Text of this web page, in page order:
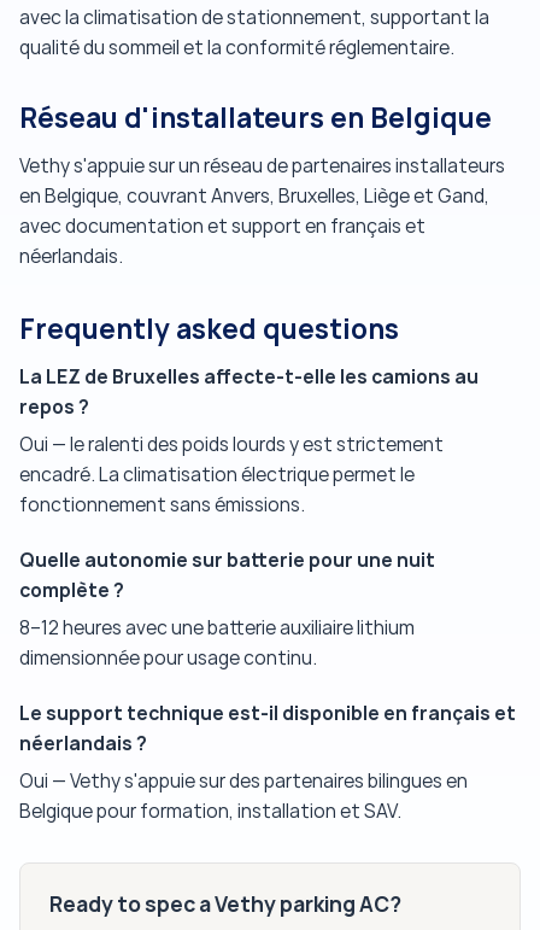
avec la climatisation de stationnement, supportant la
qualité du sommeil et la conformité réglementaire.
Réseau d'installateurs en Belgique
Vethy s'appuie sur un réseau de partenaires installateurs
en Belgique, couvrant Anvers, Bruxelles, Liège et Gand,
avec documentation et support en français et
néerlandais.
Frequently asked questions
La LEZ de Bruxelles affecte-t-elle les camions au
repos ?
Oui — le ralenti des poids lourds y est strictement
encadré. La climatisation électrique permet le
fonctionnement sans émissions.
Quelle autonomie sur batterie pour une nuit
complète ?
8–12 heures avec une batterie auxiliaire lithium
dimensionnée pour usage continu.
Le support technique est-il disponible en français et
néerlandais ?
Oui — Vethy s'appuie sur des partenaires bilingues en
Belgique pour formation, installation et SAV.
Ready to spec a Vethy parking AC?